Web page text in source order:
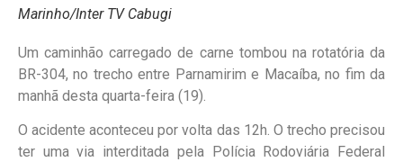
Marinho/Inter TV Cabugi
Um caminhão carregado de carne tombou na rotatória da
BR-304, no trecho entre Parnamirim e Macaíba, no fim da
manhã desta quarta-feira (19).
O acidente aconteceu por volta das 12h. O trecho precisou
ter uma via interditada pela Polícia Rodoviária Federal